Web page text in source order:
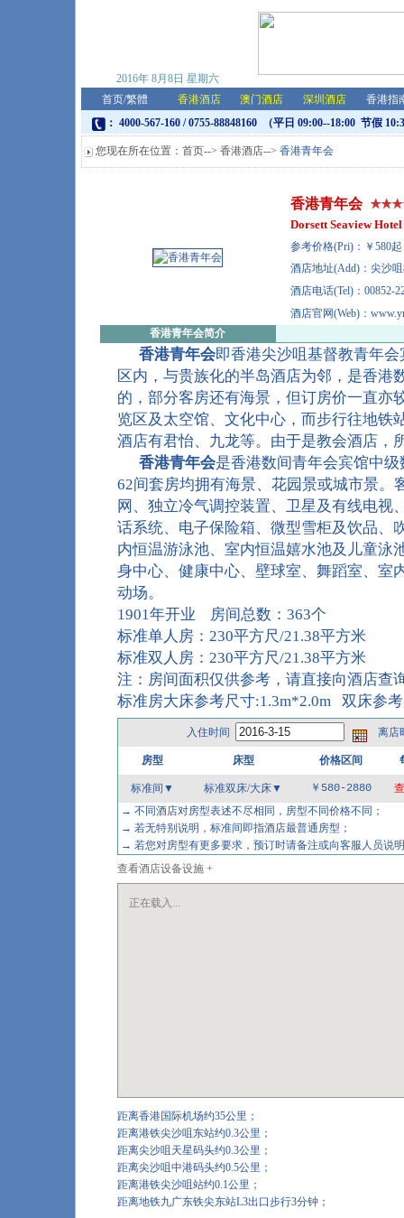
2016年 8月8日 星期六
首页/繁體 香港酒店 澳门酒店 深圳酒店
香港指
： 4000-567-160 / 0755-88848160 （平日 09:00--18:00 节假
您现在所在位置： 首页--> 香港酒店--> 香港青年会
香港青年会
Dorsett Seaview Hotel
参考价格(Pri)：￥
酒店地址(Add)：尖沙
酒店电话(Tel)：00852-
酒店官网(Web)：
香港青年会简介
香港青年会即香港尖沙咀基督教青年
区内，与贵族化的半岛酒店为邻，是香港
的，部分客房还有海景，但订房价一直亦
览区及太空馆、文化中心，而步行往地铁
酒店有君怡、九龙等。由于是教会酒店，
香港青年会是香港数间青年会宾馆中
62间套房均拥有海景、花园景或城市景。
网、独立冷气调控装置、卫星及有线电视
话系统、电子保险箱、微型雪柜及饮品、
内恒温游泳池、室内恒温嬉水池及儿童泳
身中心、健康中心、壁球室、舞蹈室、室
动场。
1901年开业 房间总数：363个
标准单人房：230平方尺/21.38平方米
标准双人房：230平方尺/21.38平方米
注：房间面积仅供参考，请直接向酒店查
标准房大床参考尺寸:1.3m*2.0m 双床参
入住时间 离店
房型 床型 价格区间
标准间▼ 标准双床/大床▼ ￥580-2880
→ 不同酒店对房型表述不尽相同，房型不同价格不同；
→ 若无特别说明，标准间即指酒店最普通房型；
→ 若您对房型有更多要求，预订时请备注或向客服人员
查看酒店设备设施 +
正在载入...
距离香港国际机场约35公里；
距离港铁尖沙咀东站约0.3公里；
距离尖沙咀天星码头约0.3公里；
距离尖沙咀中港码头约0.5公里；
距离港铁尖沙咀站约0.1公里；
距离地铁九广东铁尖东站L3出口步行3分钟；